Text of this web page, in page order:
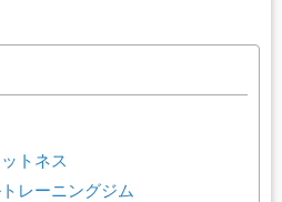
トネス
レーニングジム